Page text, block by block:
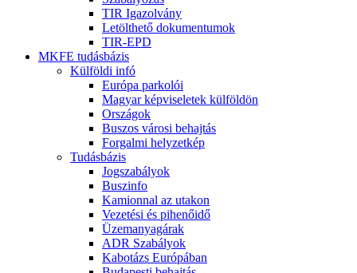
TIR Igazolvány
Letölthető dokumentumok
TIR-EPD
MKFE tudásbázis
Külföldi infó
Európa parkolói
Magyar képviseletek külföldön
Országok
Buszos városi behajtás
Forgalmi helyzetkép
Tudásbázis
Jogszabályok
Buszinfo
Kamionnal az utakon
Vezetési és pihenőidő
Üzemanyagárak
ADR Szabályok
Kabotázs Európában